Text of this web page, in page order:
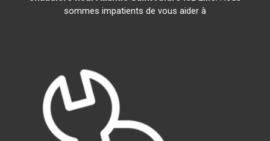
sommes impatients de vous aider à